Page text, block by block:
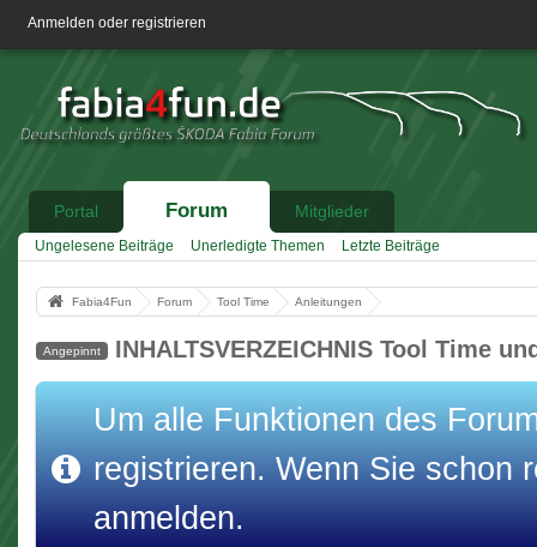
Anmelden oder registrieren
Portal Forum Mitglieder
Ungelesene Beiträge Unerledigte Themen Letzte Beiträge
Fabia4Fun Forum Tool Time Anleitungen
Angepinnt INHALTSVERZEICHNIS Tool Time
Um alle Funktionen des
registrieren. Wenn Sie schon
anmelden.